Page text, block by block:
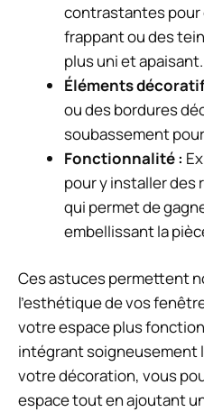
contrastantes pour
frappant ou des
plus uni et apaisant.
Éléments
ou des bordures
soubassement
Fonctionnalité :
pour y installer des
qui permet de
embellissant la
Ces astuces permettent
l’esthétique de vos
votre espace plus
intégrant soigneusement
votre décoration, vous
espace tout en ajoutant